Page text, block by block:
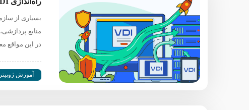
بسیاری از
منابع
در این مواقع
آموزش